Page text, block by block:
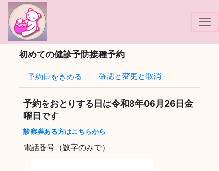
!-- Google tag (gtag.js) -->
初めての健診予防接種予約
予約日をきめる 確認と変更と取消
予約をおとりする日は令和8年06月26日金
曜日 です
診察券ある方はこちらから
電話番号（数字のみで）